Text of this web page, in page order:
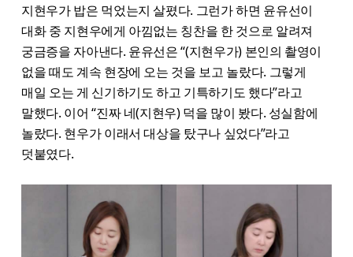
지현우가 밥은 먹었는지 살폈다. 그런가 하면 윤유선이
대화 중 지현우에게 아낌없는 칭찬을 한 것으로 알려져
궁금증을 자아낸다. 윤유선은 “(지현우가) 본인의 촬영이
없을 때도 계속 현장에 오는 것을 보고 놀랐다. 그렇게
매일 오는 게 신기하기도 하고 기특하기도 했다”라고
말했다. 이어 “진짜 네(지현우) 덕을 많이 봤다. 성실함에
놀랐다. 현우가 이래서 대상을 탔구나 싶었다”라고
덧붙였다.